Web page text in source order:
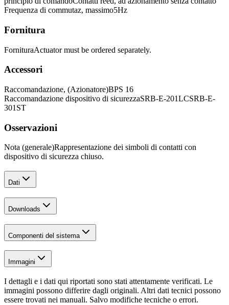
Frequenza di commutaz, massimo5Hz
Fornitura
FornituraActuator must be ordered separately.
Accessori
Raccomandazione, (Azionatore)BPS 16
Raccomandazione dispositivo di sicurezzaSRB-E-201LCSRB-E-
301ST
Osservazioni
Nota (generale)Rappresentazione dei simboli di contatti con
dispositivo di sicurezza chiuso.
Dati
Downloads
Componenti del sistema
Immagini
I dettagli e i dati qui riportati sono stati attentamente verificati. Le
immagini possono differire dagli originali. Altri dati tecnici possono
essere trovati nei manuali. Salvo modifiche tecniche o errori.